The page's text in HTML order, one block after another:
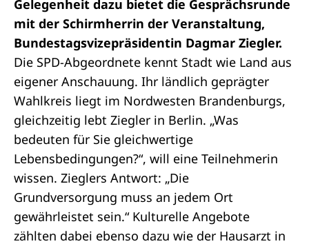
Gelegenheit dazu bietet die Gesprächsrunde
mit der Schirmherrin der Veranstaltung,
Bundestagsvizepräsidentin Dagmar Ziegler.
Die SPD-Abgeordnete kennt Stadt wie Land aus
eigener Anschauung. Ihr ländlich geprägter
Wahlkreis liegt im Nordwesten Brandenburgs,
gleichzeitig lebt Ziegler in Berlin. „Was
bedeuten für Sie gleichwertige
Lebensbedingungen?“, will eine Teilnehmerin
wissen. Zieglers Antwort: „Die
Grundversorgung muss an jedem Ort
gewährleistet sein.“ Kulturelle Angebote
zählten dabei ebenso dazu wie der Hausarzt in